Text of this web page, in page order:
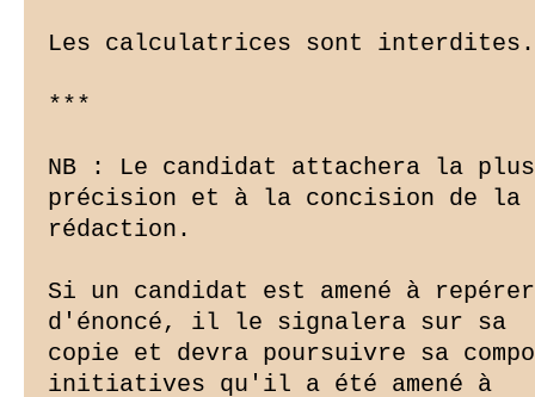
Les calculatrices sont interdites.
***
NB : Le candidat attachera la
précision et à la concision de la
rédaction.
Si un candidat est amené à
d'énoncé, il le signalera sur sa
copie et devra poursuivre sa
initiatives qu'il a été amené à